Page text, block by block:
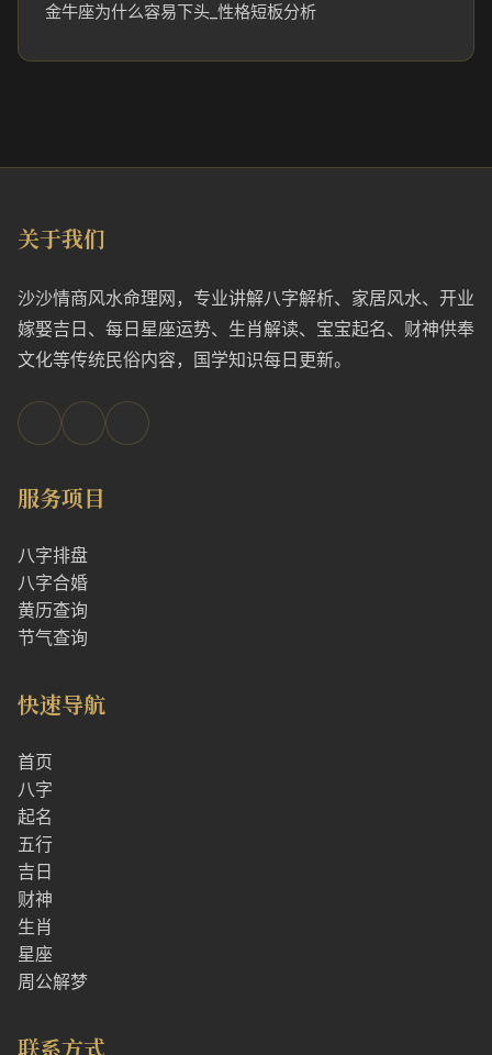
金牛座为什么容易下头_性格短板分析
关于我们
沙沙情商风水命理网，专业讲解八字解析、家居风水、开业
嫁娶吉日、每日星座运势、生肖解读、宝宝起名、财神供奉
文化等传统民俗内容，国学知识每日更新。
服务项目
八字排盘
八字合婚
黄历查询
节气查询
快速导航
首页
八字
起名
五行
吉日
财神
生肖
星座
周公解梦
联系方式